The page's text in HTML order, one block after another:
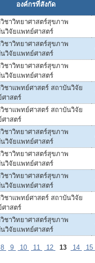
องค์กรที่สังกัด
ชาวิทยาศาสตร์สุขภาพ
วิจัยแพทย์ศาสตร์
ชาวิทยาศาสตร์สุขภาพ
วิจัยแพทย์ศาสตร์
ชาวิทยาศาสตร์สุขภาพ
วิจัยแพทย์ศาสตร์
ชาแพทย์ศาสตร์ สถาบันวิจัย
าสตร์
ชาแพทย์ศาสตร์ สถาบันวิจัย
าสตร์
ชาวิทยาศาสตร์สุขภาพ
วิจัยแพทย์ศาสตร์
ชาวิทยาศาสตร์สุขภาพ
วิจัยแพทย์ศาสตร์
ชาวิทยาศาสตร์สุขภาพ
วิจัยแพทย์ศาสตร์
ชาแพทย์ศาสตร์ สถาบันวิจัย
าสตร์
ชาวิทยาศาสตร์สุขภาพ
วิจัยแพทย์ศาสตร์
8 9 10 11 12 13 14 15